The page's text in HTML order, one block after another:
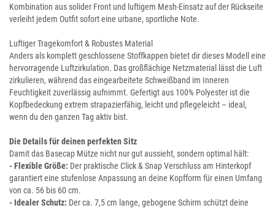
Kombination aus solider Front und luftigem Mesh-Einsatz auf der Rückseite
verleiht jedem Outfit sofort eine urbane, sportliche Note.
Luftiger Tragekomfort & Robustes Material
Anders als komplett geschlossene Stoffkappen bietet dir dieses Modell eine
hervorragende Luftzirkulation. Das großflächige Netzmaterial lässt die Luft
zirkulieren, während das eingearbeitete Schweißband im Inneren
Feuchtigkeit zuverlässig aufnimmt. Gefertigt aus 100% Polyester ist die
Kopfbedeckung extrem strapazierfähig, leicht und pflegeleicht – ideal,
wenn du den ganzen Tag aktiv bist.
Die Details für deinen perfekten Sitz
Damit das Basecap Mütze nicht nur gut aussieht, sondern optimal hält:
- Flexible Größe: Der praktische Click & Snap Verschluss am Hinterkopf
garantiert eine stufenlose Anpassung an deine Kopfform für einen Umfang
von ca. 56 bis 60 cm.
- Idealer Schutz: Der ca. 7,5 cm lange, gebogene Schirm schützt deine